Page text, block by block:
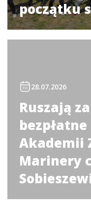
początku
28.07.2026
Ruszają
Akademii
Marinery